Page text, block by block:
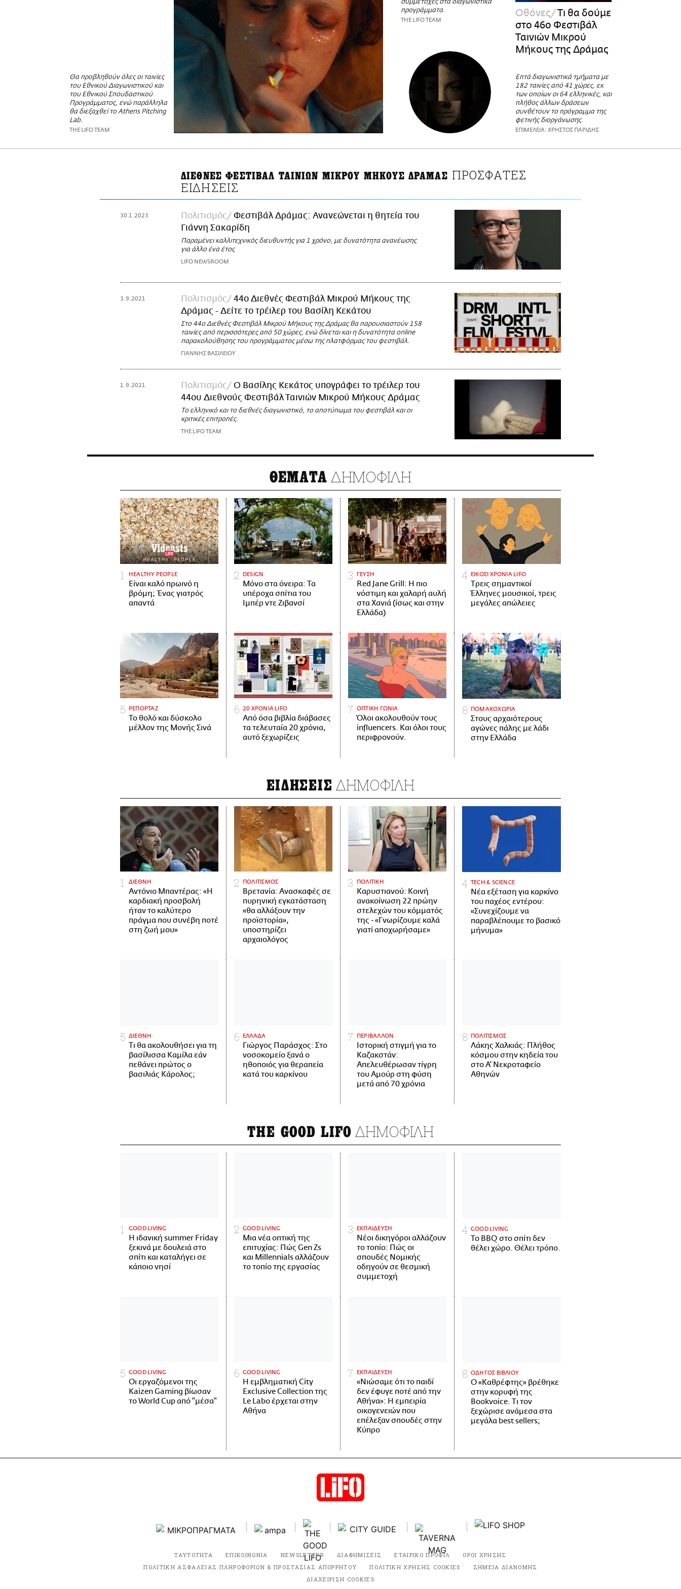
Θα προβληθούν όλες οι ταινίες
του Εθνικού Διαγωνιστικού και
του Εθνικού Σπουδαστικού
Προγράμματος, ενώ παράλληλα
θα διεξαχθεί το Athens Pitching
Lab.
THE LIFO TEAM
συμμέτοχές στα διαγωνιστικά
προγράμματα.
THE LIFO TEAM
Οθόνες Τι θα δούμε
στο 46ο Φεστιβάλ
Ταινιών Μικρού
Μήκους της Δράμας
Επτά διαγωνιστικά τμήματα με
182 ταινίες από 41 χώρες, εκ
των οποίων οι 64 ελληνικές, και
πλήθος άλλων δράσεων
συνθέτουν το πρόγραμμα της
φετινής διοργάνωσης.
ΕΠΙΜΕΛΕΙΑ: ΧΡΗΣΤΟΣ ΠΑΡΙΔΗΣ
ΔΙΕΘΝΕΣ ΦΕΣΤΙΒΑΛ ΤΑΙΝΙΩΝ ΜΙΚΡΟΥ ΜΗΚΟΥΣ ΔΡΑΜΑΣ ΠΡΟΣΦΑΤΕΣ
ΕΙΔΗΣΕΙΣ
30.1.2023 Πολιτισμός
Φεστιβάλ Δράμας: Ανανεώνεται η θητεία του
Γιάννη Σακαρίδη
Παραμένει καλλιτεχνικός διευθυντής για 1 χρόνο, με δυνατότητα ανανέωσης
για άλλο ένα έτος
LIFO NEWSROOM
3.9.2021 Πολιτισμός
44ο Διεθνές Φεστιβάλ Μικρού Μήκους της
Δράμας - Δείτε το τρέιλερ του Βασίλη Κεκάτου
Στο 44ο Διεθνές Φεστιβάλ Μικρού Μήκους της Δράμας θα παρουσιαστούν 158
ταινίες από περισσότερες από 50 χώρες, ενώ δίνεται και η δυνατότητα online
παρακολούθησης του προγράμματος μέσω της πλατφόρμας του φεστιβάλ.
ΓΙΑΝΝΗΣ ΒΑΣΙΛΕΙΟΥ
1.9.2021 Πολιτισμός
Ο Βασίλης Κεκάτος υπογράφει το τρέιλερ του
44ου Διεθνούς Φεστιβάλ Ταινιών Μικρού Μήκους Δράμας
Το ελληνικό και το διεθνές διαγωνιστικό, το αποτύπωμα του φεστιβάλ και οι
κριτικές επιτροπές.
THE LIFO TEAM
ΘΕΜΑΤΑ ΔΗΜΟΦΙΛΗ
HEALTHY PEOPLE
Είναι καλό πρωινό η
βρόμη; Ένας γιατρός
απαντά
DESIGN
Μόνο στα όνειρα: Τα
υπέροχα σπίτια του
Ιμπέρ ντε Ζιβανσί
ΓΕΥΣΗ
Red Jane Grill: Η πιο
νόστιμη και χαλαρή αυλή
στα Χανιά (ίσως και στην
Ελλάδα)
ΕΙΚΟΣΙ ΧΡΟΝΙΑ LIFO
Tρεις σημαντικοί
Έλληνες μουσικοί, τρεις
μεγάλες απώλειες
ΡΕΠΟΡΤΑΖ
Το θολό και δύσκολο
μέλλον της Μονής Σινά
20 ΧΡΟΝΙΑ LIFO
Από όσα βιβλία διάβασες
τα τελευταία 20 χρόνια,
αυτό ξεχωρίζεις
ΟΠΤΙΚΗ ΓΩΝΙΑ
Όλοι ακολουθούν τους
influencers. Και όλοι τους
περιφρονούν.
ΠΟΜΑΚΟΧΩΡΙΑ
Στους αρχαιότερους
αγώνες πάλης με λάδι
στην Ελλάδα
ΕΙΔΗΣΕΙΣ ΔΗΜΟΦΙΛΗ
ΔΙΕΘΝΗ
Αντόνιο Μπαντέρας: «Η
καρδιακή προσβολή
ήταν το καλύτερο
πράγμα που συνέβη ποτέ
στη ζωή μου»
ΠΟΛΙΤΙΣΜΟΣ
Βρετανία: Ανασκαφές σε
πυρηνική εγκατάσταση
«θα αλλάξουν την
προϊστορία»,
υποστηρίζει
αρχαιολόγος
ΠΟΛΙΤΙΚΗ
Καρυστιανού: Κοινή
ανακοίνωση 22 πρώην
στελεχών του κόμματός
της - «Γνωρίζουμε καλά
γιατί αποχωρήσαμε»
ΤECH & SCIENCE
Νέα εξέταση για καρκίνο
του παχέος εντέρου:
«Συνεχίζουμε να
παραβλέπουμε το βασικό
μήνυμα»
ΔΙΕΘΝΗ
Τι θα ακολουθήσει για τη
βασίλισσα Καμίλα εάν
πεθάνει πρώτος ο
βασιλιάς Κάρολος;
ΕΛΛΑΔΑ
Γιώργος Παράσχος: Στο
νοσοκομείο ξανά ο
ηθοποιός για θεραπεία
κατά του καρκίνου
ΠΕΡΙΒΑΛΛΟΝ
Ιστορική στιγμή για το
Καζακστάν:
Απελευθέρωσαν τίγρη
του Αμούρ στη φύση
μετά από 70 χρόνια
ΠΟΛΙΤΙΣΜΟΣ
Λάκης Χαλκιάς: Πλήθος
κόσμου στην κηδεία του
στο Α' Νεκροταφείο
Αθηνών
THE GOOD LIFO ΔΗΜΟΦΙΛΗ
GOOD LIVING
Η ιδανική summer Friday
ξεκινά με δουλειά στο
σπίτι και καταλήγει σε
κάποιο νησί
GOOD LIVING
Μια νέα οπτική της
επιτυχίας: Πώς Gen Zs
και Millennials αλλάζουν
το τοπίο της εργασίας
ΕΚΠΑΙΔΕΥΣΗ
Νέοι δικηγόροι αλλάζουν
το τοπίο: Πώς οι
σπουδές Νομικής
οδηγούν σε θεσμική
συμμετοχή
GOOD LIVING
Το BBQ στο σπίτι δεν
θέλει χώρο. Θέλει τρόπο.
GOOD LIVING
Οι εργαζόμενοι της
Kaizen Gaming βίωσαν
το World Cup από "μέσα"
GOOD LIVING
Η εμβληματική City
Exclusive Collection της
Le Labo έρχεται στην
Αθήνα
ΕΚΠΑΙΔΕΥΣΗ
«Νιώσαμε ότι το παιδί
δεν έφυγε ποτέ από την
Αθήνα»: Η εμπειρία
οικογενειών που
επέλεξαν σπουδές στην
Κύπρο
ΟΔΗΓΟΣ ΒΙΒΛΙΟΥ
Ο «Καθρέφτης» βρέθηκε
στην κορυφή της
Bookvoice. Τι τον
ξεχώρισε ανάμεσα στα
μεγάλα best sellers;
ΤΑΥΤΟΤΗΤΑ ΕΠΙΚΟΙΝΩΝΙΑ NEWSLETTER ΔΙΑΦΗΜΙΣΕΙΣ ΕΤΑΙΡΙΚΟ ΠΡΟΦΙΛ
ΟΡΟΙ ΧΡΗΣΗΣ
ΠΟΛΙΤΙΚΗ ΑΣΦΑΛΕΙΑΣ ΠΛΗΡΟΦΟΡΙΩΝ & ΠΡΟΣΤΑΣΙΑΣ ΑΠΟΡΡΗΤΟΥ
ΠΟΛΙΤΙΚΗ ΧΡΗΣΗΣ COOKIES
ΣΗΜΕΙΑ ΔΙΑΝΟΜΗΣ
ΔΙΑΧΕΙΡΙΣΗ COOKIES